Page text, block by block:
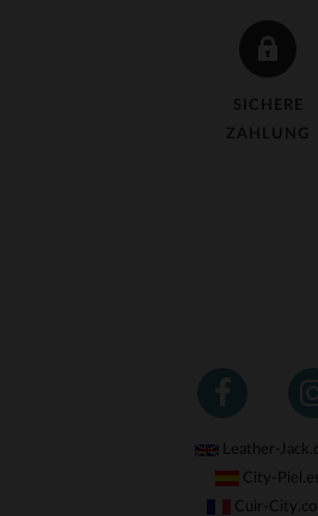
SICHERE
ZAHLUNG
Leather-
City-
Cuir-